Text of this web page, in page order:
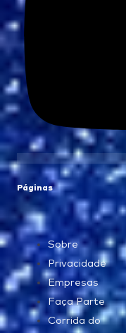
Páginas
Sobre
Privacidade
Empresas
Faça Parte
Corrida do